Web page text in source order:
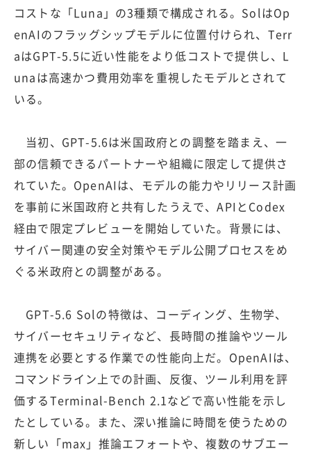
コストな「Luna」の3種類で構成される。SolはOp
enAIのフラッグシップモデルに位置付けられ、Terr
aはGPT-5.5に近い性能をより低コストで提供し、L
unaは高速かつ費用効率を重視したモデルとされて
いる。
当初、GPT-5.6は米国政府との調整を踏まえ、一
部の信頼できるパートナーや組織に限定して提供さ
れていた。OpenAIは、モデルの能力やリリース計画
を事前に米国政府と共有したうえで、APIとCodex
経由で限定プレビューを開始していた。背景には、
サイバー関連の安全対策やモデル公開プロセスをめ
ぐる米政府との調整がある。
GPT-5.6 Solの特徴は、コーディング、生物学、
サイバーセキュリティなど、長時間の推論やツール
連携を必要とする作業での性能向上だ。OpenAIは、
コマンドライン上での計画、反復、ツール利用を評
価するTerminal-Bench 2.1などで高い性能を示し
たとしている。また、深い推論に時間を使うための
新しい「max」推論エフォートや、複数のサブエー